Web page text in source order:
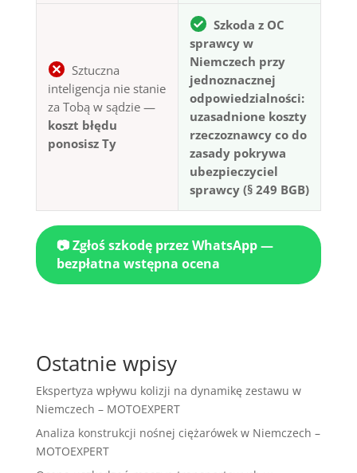
Sztuczna
inteligencja nie stanie
za Tobą w sądzie —
koszt błędu
ponosisz Ty
Szkoda z OC
sprawcy w
Niemczech przy
jednoznacznej
odpowiedzialności:
uzasadnione koszty
rzeczoznawcy co do
zasady pokrywa
ubezpieczyciel
sprawcy (§ 249 BGB)
📷 Zgłoś szkodę przez WhatsApp —
bezpłatna wstępna ocena
Ostatnie wpisy
Ekspertyza wpływu kolizji na dynamikę zestawu w
Niemczech – MOTOEXPERT
Analiza konstrukcji nośnej ciężarówek w Niemczech –
MOTOEXPERT